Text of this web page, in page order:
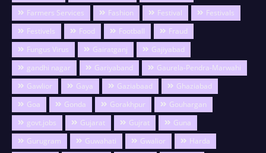
Farmers Services
Fashion Festival
Festivals
Festivels
Food Football
Fraud
Fungus Virus
Gairatganj
Gajiyabad
gandhi nagar
Gariyaband
Gaurela-Pendra-Marwahi
Gawlior
Gaya Gaziabaad
Ghaziabad
Goa
Gonda Gorakhpur
Gouhargan
govt.jobs
Gujarat Gujrat
Guna
Gurugram
Guwahati Gwalior
Harda